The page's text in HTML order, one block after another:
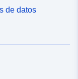
de datos